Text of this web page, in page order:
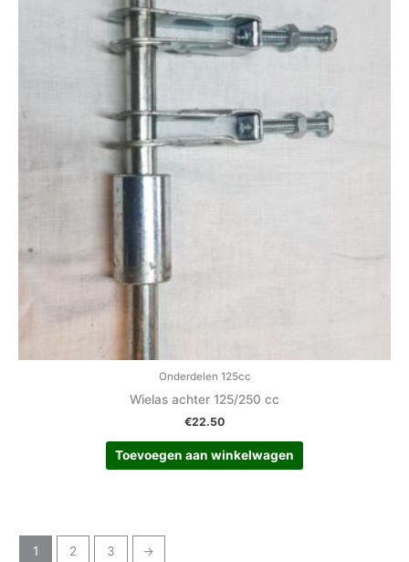
Onderdelen 125cc
Wielas achter 125/250 cc
€22.50
Toevoegen aan winkelwagen
1 2 3 →